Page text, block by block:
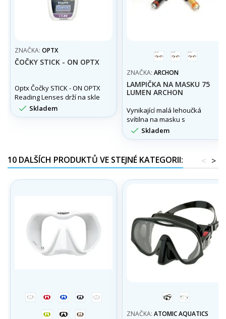
ZNAČKA: OPTX
ČOČKY STICK - ON OPTX
Optx Čočky STICK - ON OPTX
Reading Lenses drží na skle
vlastní adhezí. Možno použít
i do potápěčských masek,
 Skladem
červenámodráblack
ZNAČKA: ARCHON
LAMPIČKA NA MASKU 75
LUMEN ARCHON
Vynikající malá lehoučká
svítilna na masku s
výkonem 75 lumen a
úchytem na řemínek masky.
 Skladem
10 DALŠÍCH PRODUKTŮ VE STEJNÉ KATEGORII: >
<
bílá červenámodrášedátransparentní
limetkováčernápísková
černátransparentní
ZNAČKA: ATOMIC AQUATICS